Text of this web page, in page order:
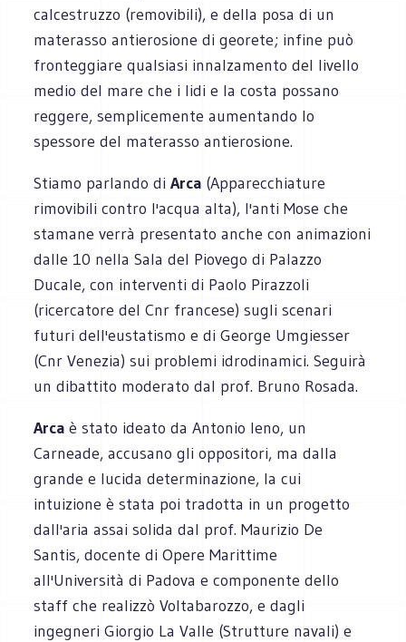
calcestruzzo (removibili), e della posa di un
materasso antierosione di georete; infine può
fronteggiare qualsiasi innalzamento del livello
medio del mare che i lidi e la costa possano
reggere, semplicemente aumentando lo
spessore del materasso antierosione.
Stiamo parlando diArca (Apparecchiature
rimovibili contro l'acqua alta), l'anti Mose che
stamane verrà presentato anche con animazioni
dalle 10 nella Sala del Piovego di Palazzo
Ducale, con interventi di Paolo Pirazzoli
(ricercatore del Cnr francese) sugli scenari
futuri dell'eustatismo e di George Umgiesser
(Cnr Venezia) sui problemi idrodinamici. Seguirà
un dibattito moderato dal prof. Bruno Rosada.
Arca è stato ideato da Antonio Ieno, un
Carneade, accusano gli oppositori, ma dalla
grande e lucida determinazione, la cui
intuizione è stata poi tradotta in un progetto
dall'aria assai solida dal prof. Maurizio De
Santis, docente di Opere Marittime
all'Università di Padova e componente dello
staff che realizzò Voltabarozzo, e dagli
ingegneri Giorgio La Valle (Strutture navali) e